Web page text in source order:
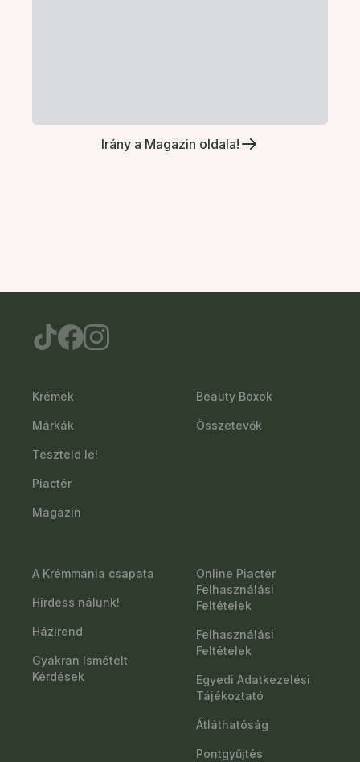
Irány a Magazin oldala!
Krémek
Márkák
Teszteld le!
Piactér
Magazin
Beauty Boxok
Összetevők
A Krémmánia csapata
Hirdess nálunk!
Házirend
Gyakran Ismételt
Kérdések
Online Piactér
Felhasználási
Feltételek
Felhasználási
Feltételek
Egyedi Adatkezelési
Tájékoztató
Átláthatóság
Pontgyűjtés